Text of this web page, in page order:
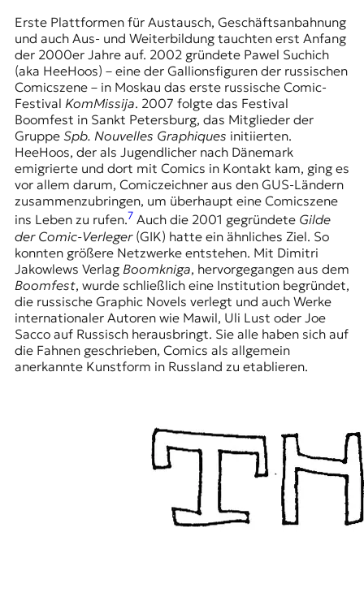
Erste Plattformen für Austausch, Geschäftsanbahnung
und auch Aus- und Weiterbildung tauchten erst Anfang
der 2000er Jahre auf. 2002 gründete Pawel Suchich
(aka HeeHoos) – eine der Gallionsfiguren der russischen
Comicszene – in Moskau das erste russische Comic-
Festival KomMissija. 2007 folgte das Festival
Boomfest in Sankt Petersburg, das Mitglieder der
Gruppe Spb. Nouvelles Graphiques initiierten.
HeeHoos, der als Jugendlicher nach Dänemark
emigrierte und dort mit Comics in Kontakt kam, ging es
vor allem darum, Comiczeichner aus den GUS-Ländern
zusammenzubringen, um überhaupt eine Comicszene
ins Leben zu rufen.7 Auch die 2001 gegründete Gilde
der Comic-Verleger(GIK) hatte ein ähnliches Ziel. So
konnten größere Netzwerke entstehen. Mit Dimitri
Jakowlews Verlag Boomkniga, hervorgegangen aus dem
Boomfest, wurde schließlich eine Institution begründet,
die russische Graphic Novels verlegt und auch Werke
internationaler Autoren wie Mawil, Uli Lust oder Joe
Sacco auf Russisch herausbringt. Sie alle haben sich auf
die Fahnen geschrieben, Comics als allgemein
anerkannte Kunstform in Russland zu etablieren.